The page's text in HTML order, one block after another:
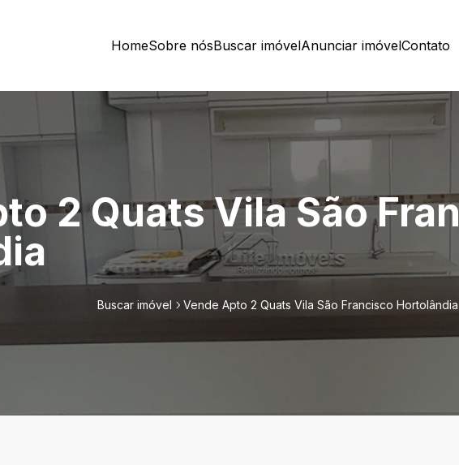
HomeSobre nósBuscar imóvelAnunciar imóvelContato
2 Quats Vila São
Buscar imóvel Vende Apto 2 Quats Vila São Francisco Hortolândia